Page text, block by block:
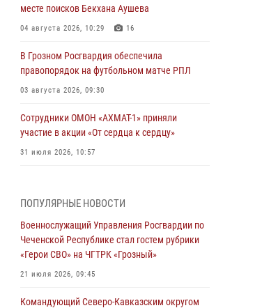
месте поисков Бекхана Аушева
04 августа 2026, 10:29 16
В Грозном Росгвардия обеспечила
правопорядок на футбольном матче РПЛ
03 августа 2026, 09:30
Сотрудники ОМОН «АХМАТ-1» приняли
участие в акции «От сердца к сердцу»
31 июля 2026, 10:57
Командующий Северо-Кавказским округом
Росгвардии совершил рабочую поездку в
Чеченскую Республику
ПОПУЛЯРНЫЕ НОВОСТИ
Военнослужащий Управления Росгвардии по
Чеченской Республике стал гостем рубрики
«Герои СВО» на ЧГТРК «Грозный»
21 июля 2026, 09:45
Командующий Северо-Кавказским округом